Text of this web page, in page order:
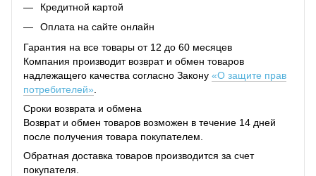
Кредитной картой
Оплата на сайте онлайн
Гарантия на все товары от 12 до 60 месяцев
Компания производит возврат и обмен товаров
надлежащего качества согласно Закону «О защите прав
потребителей»
Сроки возврата и обмена
Возврат и обмен товаров возможен в течение 14 дней
после получения товара покупателем.
Обратная доставка товаров производится за счет
покупателя.